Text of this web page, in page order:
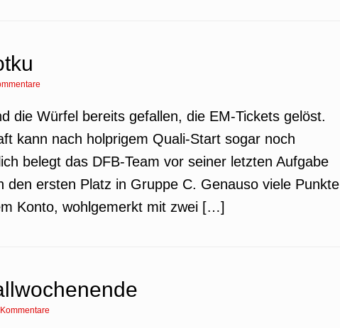
die Würfel bereits gefallen, die EM-Tickets gelöst.
kann nach holprigem Quali-Start sogar noch
belegt das DFB-Team vor seiner letzten Aufgabe
den ersten Platz in Gruppe C. Genauso viele Punkte
Konto, wohlgemerkt mit zwei […]